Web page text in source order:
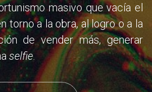
masivo que vacía el
torno a la obra, al logro o a la
de vender más, generar
selfie